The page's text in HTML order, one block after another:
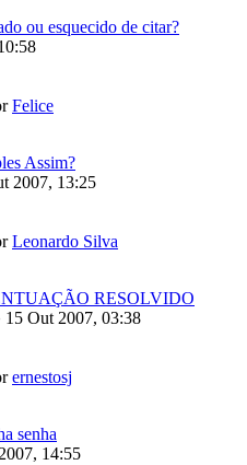
ou esquecido de citar?
Felice
Assim?
2007, 13:25
Leonardo Silva
RESOLVIDO
15 Out 2007, 03:38
ernestosj
senha
14:55